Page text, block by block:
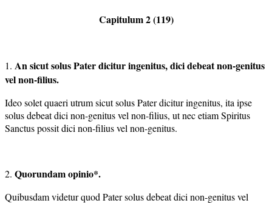
Capitulum 2 (119)
1. An sicut solus Pater dicitur ingenitus, dici debeat non-genitus
velnon-filius.
Ideo solet quaeri utrum sicut solus Pater dicitur ingenitus, ita ipse
solus debeat dici non-genitus vel non-filius, ut nec etiam Spiritus
Sanctus possit dici non-filius vel non-genitus.
2. Quorundam opinio*.
Quibusdam videtur quod Pater solus debeat dici non-genitus vel